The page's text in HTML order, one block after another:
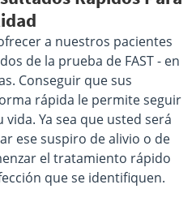
a nuestros pacientes
de la prueba de FAST - en
Conseguir que sus
rápida le permite seguir
Ya sea que usted será
ese suspiro de alivio o de
el tratamiento rápido
que se identifiquen.